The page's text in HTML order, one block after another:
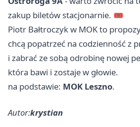
zakup biletów stacjonarnie. 🎟️
Piotr Bałtroczyk w MOK to
chcą popatrzeć na codzienność z
i zabrać ze sobą odrobinę nowej
która bawi i zostaje w głowie.
na podstawie: MOK Leszno.
Autor:krystian